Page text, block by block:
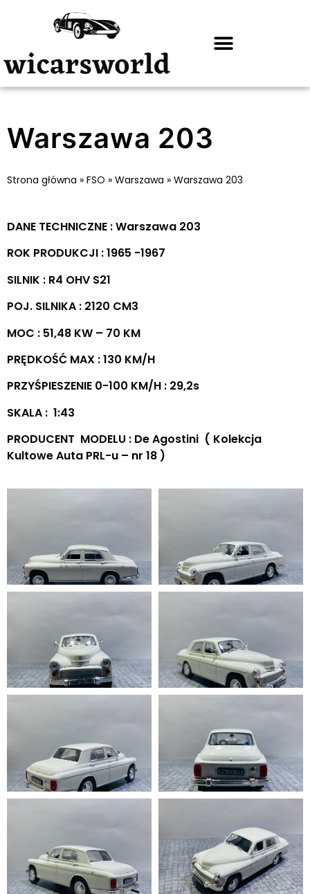
Warszawa 203
Strona główna » FSO » Warszawa » Warszawa 203
DANE TECHNICZNE : Warszawa 203
ROK PRODUKCJI : 1965 -1967
SILNIK : R4 OHV S21
POJ. SILNIKA : 2120 CM3
MOC : 51,48 KW – 70 KM
PRĘDKOŚĆ MAX : 130 KM/H
PRZYŚPIESZENIE 0-100 KM/H : 29,2s
SKALA : 1:43
PRODUCENT MODELU : De Agostini ( Kolekcja
Kultowe Auta PRL-u – nr 18 )